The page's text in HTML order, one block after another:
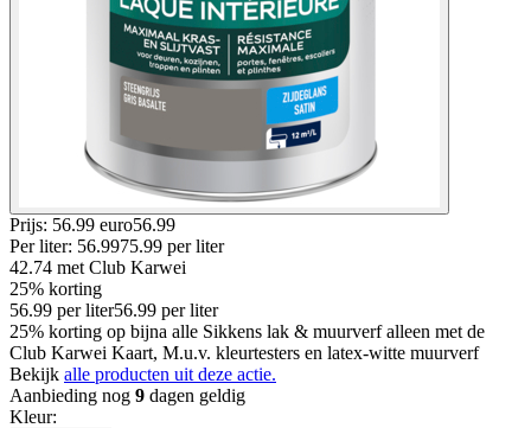
Prijs: 56.99 euro56.99
Per liter: 56.9975.99 per liter
42.74 met Club Karwei
25% korting
56.99 per liter56.99 per liter
25% korting op bijna alle Sikkens lak & muurverf alleen met de
Club Karwei Kaart, M.u.v. kleurtesters en latex-witte muurverf
Bekijk alle producten uit deze actie.
Aanbieding nog 9 dagen geldig
Kleur: